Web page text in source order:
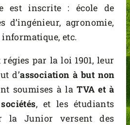
est inscrite : école de
d’ingénieur, agronomie,
etc.
par la loi 1901, leur
d’association à but non
soumises à laTVA et à
, et les étudiants
la Junior versent des